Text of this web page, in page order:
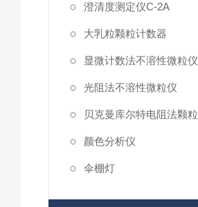
澄清度测定仪C-2A
大乳粒颗粒计数器
显微计数法不溶性微粒仪
光阻法不溶性微粒仪
颜色分析仪
伞棚灯